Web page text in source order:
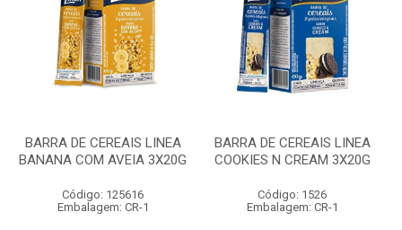
BARRA DE CEREAIS LINEA
BANANA COM AVEIA 3X20G
Código: 125616
Embalagem: CR-1
BARRA DE CEREAIS LINEA
COOKIES N CREAM 3X20G
Código: 1526
Embalagem: CR-1